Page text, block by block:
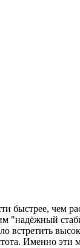
быстрее, чем
"надёжный
встретить
Именно эти